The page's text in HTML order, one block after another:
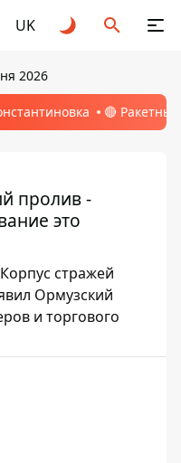
UK
2026
🔴
пролив -
это
стражей
Ормузский
и торгового